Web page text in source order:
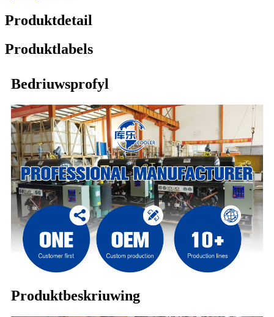
Produktdetail
Produktlabels
Bedriuwsprofyl
Produktbeskriuwing